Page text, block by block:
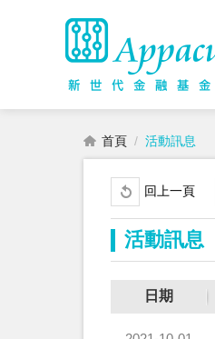
首頁 活動訊息
回上一頁
活動訊息
日期